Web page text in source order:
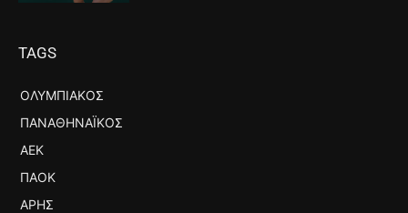
TAGS
ΟΛΥΜΠΙΑΚΌΣ
ΠΑΝΑΘΗΝΑΪΚΌΣ
ΑΕΚ
ΠΑΟΚ
ΆΡΗΣ